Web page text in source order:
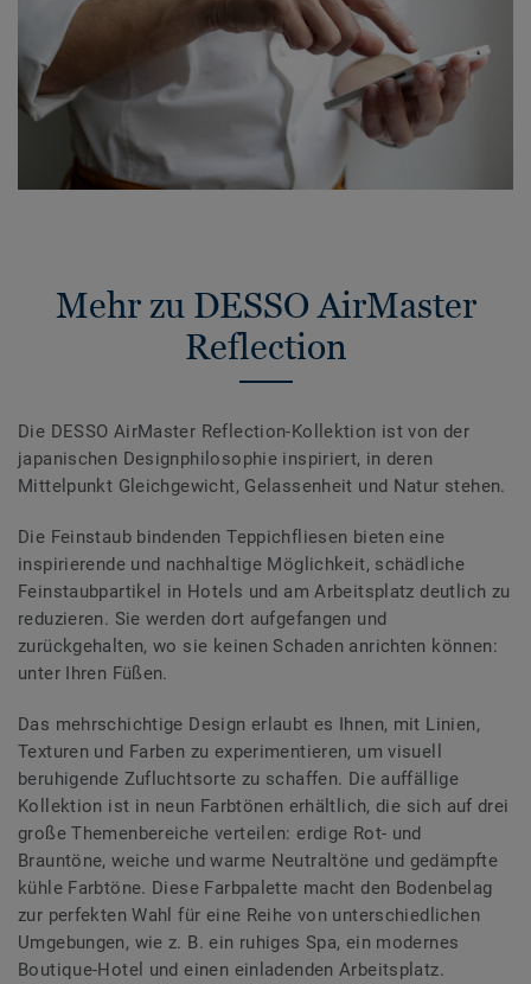
Mehr zu DESSO AirMaster
Reflection
Die DESSO AirMaster Reflection-Kollektion ist von der
japanischen Designphilosophie inspiriert, in deren
Mittelpunkt Gleichgewicht, Gelassenheit und Natur stehen.
Die Feinstaub bindenden Teppichfliesen bieten eine
inspirierende und nachhaltige Möglichkeit, schädliche
Feinstaubpartikel in Hotels und am Arbeitsplatz deutlich zu
reduzieren. Sie werden dort aufgefangen und
zurückgehalten, wo sie keinen Schaden anrichten können:
unter Ihren Füßen.
Das mehrschichtige Design erlaubt es Ihnen, mit Linien,
Texturen und Farben zu experimentieren, um visuell
beruhigende Zufluchtsorte zu schaffen. Die auffällige
Kollektion ist in neun Farbtönen erhältlich, die sich auf drei
große Themenbereiche verteilen: erdige Rot- und
Brauntöne, weiche und warme Neutraltöne und gedämpfte
kühle Farbtöne. Diese Farbpalette macht den Bodenbelag
zur perfekten Wahl für eine Reihe von unterschiedlichen
Umgebungen, wie z. B. ein ruhiges Spa, ein modernes
Boutique-Hotel und einen einladenden Arbeitsplatz.